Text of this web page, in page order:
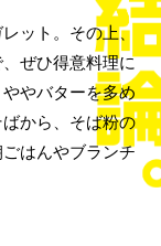
ット。その上、
ぜひ得意料理に
やバターを多め
から、そば粉の
はんやブランチ